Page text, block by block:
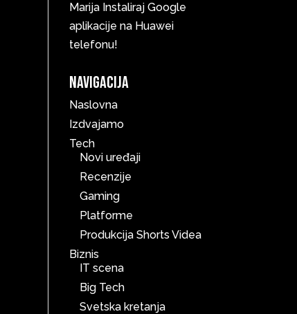
Marija Instaliraj Google
aplikacije na Huawei
telefonu!
Navigacija
Naslovna
Izdvajamo
Tech
Novi uređaji
Recenzije
Gaming
Platforme
Produkcija Shorts Videa
Biznis
IT scena
Big Tech
Svetska kretanja